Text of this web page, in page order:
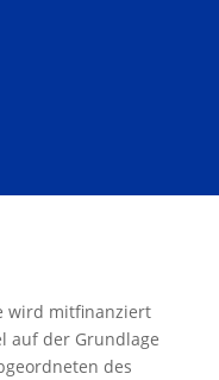
wird mitfinanziert
auf der Grundlage
des